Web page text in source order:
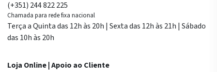
(+351) 244 822 225
Chamada para rede fixa nacional
Terça a Quinta das 12h às 20h | Sexta das 12h às 21h | Sábado
das 10h às 20h
Loja Online | Apoio ao Cliente